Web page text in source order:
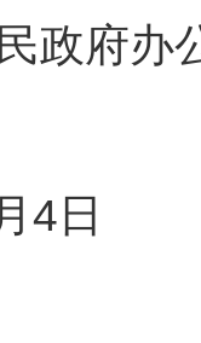
政府办
4日